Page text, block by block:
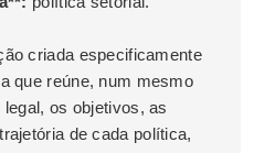
criada especificamente
que reúne, num mesmo
os objetivos, as
de cada política,